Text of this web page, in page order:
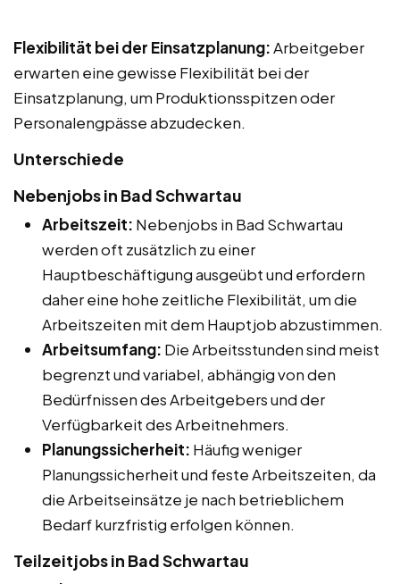
Flexibilität bei der Einsatzplanung:Arbeitgeber
erwarten eine gewisse Flexibilität bei der
Einsatzplanung, um Produktionsspitzen oder
Personalengpässe abzudecken.
Unterschiede
Nebenjobs in Bad Schwartau
Arbeitszeit: Nebenjobs in Bad Schwartau
werden oft zusätzlich zu einer
Hauptbeschäftigung ausgeübt und erfordern
daher eine hohe zeitliche Flexibilität, um die
Arbeitszeiten mit dem Hauptjob abzustimmen.
Arbeitsumfang: Die Arbeitsstunden sind meist
begrenzt und variabel, abhängig von den
Bedürfnissen des Arbeitgebers und der
Verfügbarkeit des Arbeitnehmers.
Planungssicherheit: Häufig weniger
Planungssicherheit und feste Arbeitszeiten, da
die Arbeitseinsätze je nach betrieblichem
Bedarf kurzfristig erfolgen können.
Teilzeitjobs in Bad Schwartau